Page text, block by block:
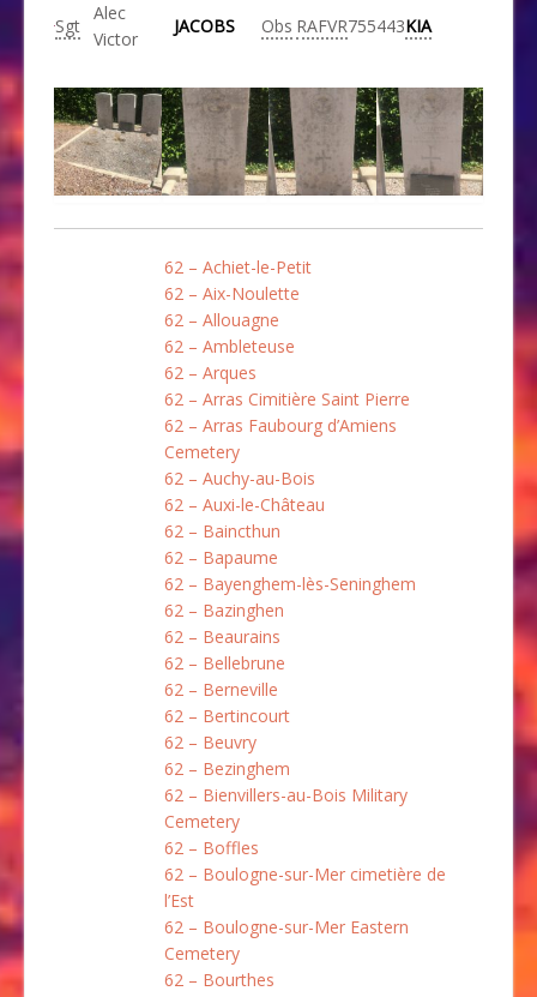
Sgt
Alec
Victor
JACOBS Obs RAFVR755443KIA
62 – Achiet-le-Petit
62 – Aix-Noulette
62 – Allouagne
62 – Ambleteuse
62 – Arques
62 – Arras Cimitière Saint Pierre
62 – Arras Faubourg d’Amiens
Cemetery
62 – Auchy-au-Bois
62 – Auxi-le-Château
62 – Baincthun
62 – Bapaume
62 – Bayenghem-lès-Seninghem
62 – Bazinghen
62 – Beaurains
62 – Bellebrune
62 – Berneville
62 – Bertincourt
62 – Beuvry
62 – Bezinghem
62 – Bienvillers-au-Bois Military
Cemetery
62 – Boffles
62 – Boulogne-sur-Mer cimetière de
l’Est
62 – Boulogne-sur-Mer Eastern
Cemetery
62 – Bourthes